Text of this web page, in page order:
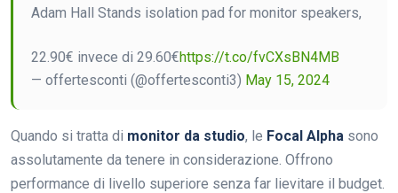
Adam Hall Stands isolation pad for monitor speakers,
22.90€ invece di 29.60€https://t.co/fvCXsBN4MB
— offertesconti (@offertesconti3) May 15, 2024
Quando si tratta di monitor da studio, le Focal Alpha sono
assolutamente da tenere in considerazione. Offrono
performance di livello superiore senza far lievitare il budget.